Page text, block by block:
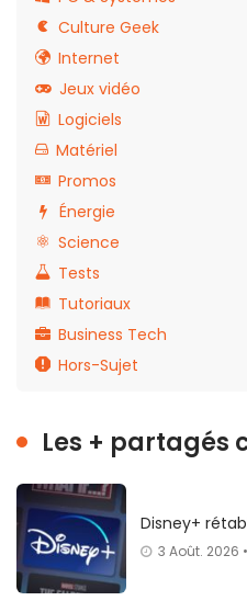
Culture Geek
Internet
Jeux vidéo
Logiciels
Matériel
Promos
Énergie
Science
Tests
Tutoriaux
Business Tech
Hors-Sujet
Les + partagés
Disney+
3 Août. 2026